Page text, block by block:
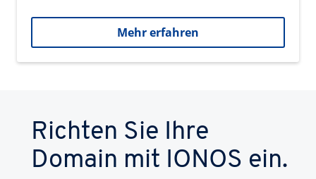
Mehr erfahren
Richten Sie Ihre
Domain mit IONOS ein.